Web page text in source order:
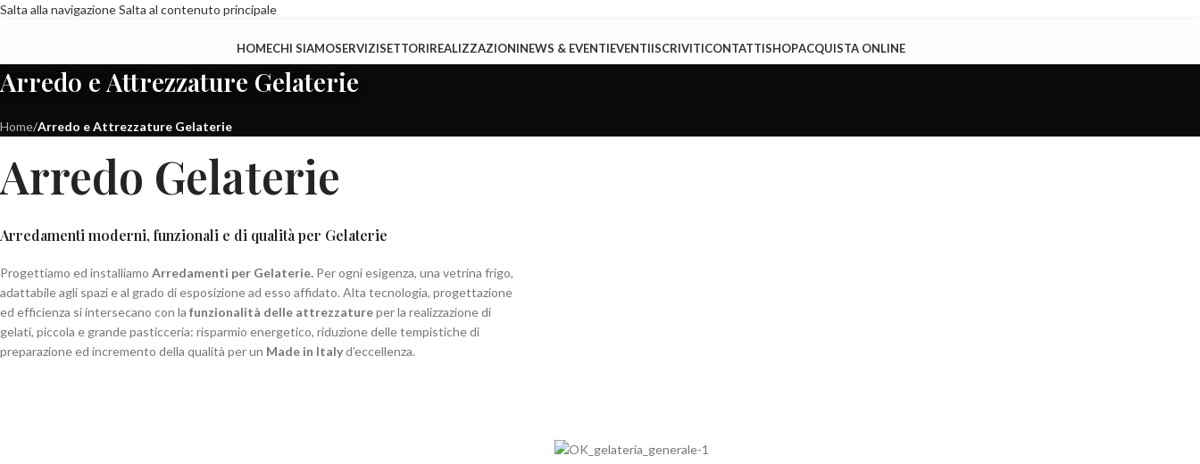
Salta alla navigazioneSalta al contenuto principale
HOMECHI SIAMOSERVIZISETTORIREALIZZAZIONINEWS & EVENTIEVENTIISCRIVITICONTATTISHOPACQUISTA ONLINE
Arredo e Attrezzature Gelaterie
Home/Arredo e Attrezzature Gelaterie
Arredo Gelaterie
Arredamenti moderni, funzionali e di qualità per Gelaterie
Progettiamo ed installiamo Arredamenti per Gelaterie. Per ogni esigenza, una vetrina frigo,
adattabile agli spazi e al grado di esposizione ad esso affidato. Alta tecnologia, progettazione
ed efficienza si intersecano con la funzionalità delle attrezzatureper la realizzazione di
gelati, piccola e grande pasticceria: risparmio energetico, riduzione delle tempistiche di
preparazione ed incremento della qualità per un Made in Italyd’eccellenza.